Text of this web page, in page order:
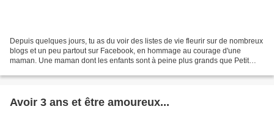
Depuis quelques jours, tu as du voir des listes de vie fleurir sur de nombreux
blogs et un peu partout sur Facebook, en hommage au courage d'une
maman. Une maman dont les enfants sont à peine plus grands que Petit
Avoir 3 ans et être amoureux...